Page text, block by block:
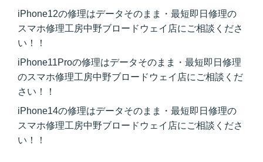
iPhone12の修理はデータそのまま・最短即日修理の
スマホ修理工房中野ブロードウェイ店にご相談くださ
い！！
iPhone11Proの修理はデータそのまま・最短即日修理
のスマホ修理工房中野ブロードウェイ店にご相談くだ
さい！！
iPhone14の修理はデータそのまま・最短即日修理の
スマホ修理工房中野ブロードウェイ店にご相談くださ
い！！